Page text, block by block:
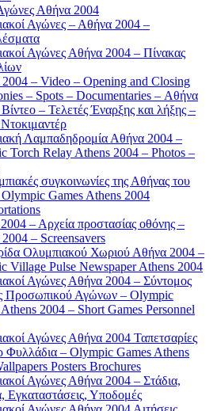
Αθήνα 2004
Αγώνες – Αθήνα 2004 –
Αγώνες Αθήνα 2004 – Πίνακας
2004 – Video – Opening and Closing
– Spots – Documentaries – Αθήνα
– Τελετές Έναρξης και λήξης –
Λαμπαδηδρομία Αθήνα 2004 –
Torch Relay Athens 2004 – Photos –
συγκοινωνίες της Αθήνας του
Games Athens 2004
– Αρχεία προστασίας οθόνης –
– Screensavers
Ολυμπιακού Χωριού Αθήνα 2004 –
Village Pulse Newspaper Athens 2004
Αγώνες Αθήνα 2004 – Σύντομος
Προσωπικού Αγώνων – Olympic
2004 – Short Games Personnel
Αγώνες Αθήνα 2004 Ταπετσαρίες
Φυλλάδια – Olympic Games Athens
Posters Brochures
Αγώνες Αθήνα 2004 – Στάδια,
Εγκαταστάσεις, Υποδομές